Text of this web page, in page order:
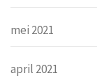
mei 2021
april 2021